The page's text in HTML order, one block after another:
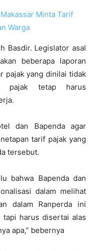
Minta Tarif
Warga
Basdir. Legislator asal
beberapa laporan
pajak yang dinilai tidak
pajak tetap harus
dan Bapenda agar
tarif pajak yang
tersebut.
bahwa Bapenda dan
dalam melihat
dalam Ranperda ini
tapi harus disertai alas
apa,” bebernya